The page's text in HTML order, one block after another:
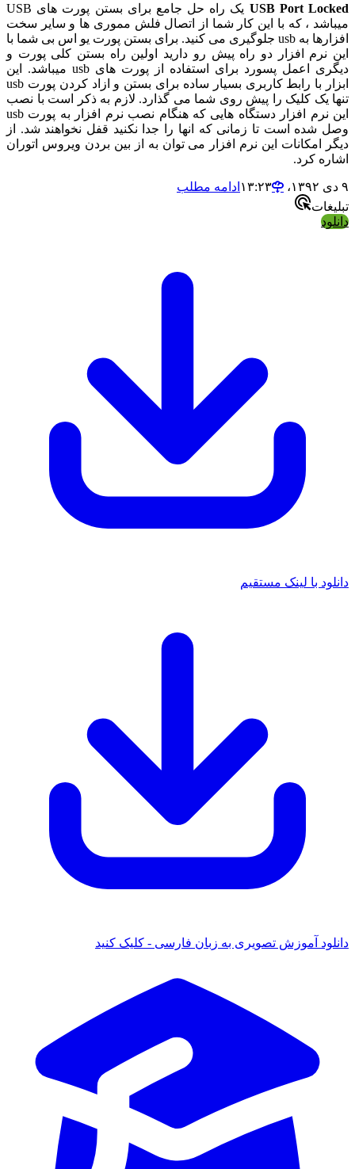
USB Port
یک راه حل جامع برای بستن پورت های USB
، که با این کار شما از اتصال فلش مموری ها و سایر سخت
افزارها به usb جلوگیری می کنید. برای بستن پورت یو اس بی شما با
افزار دو راه پیش رو دارید اولین راه بستن کلی پورت و
دیگری اعمل پسورد برای استفاده از پورت های usb میباشد. این
ابزار با رابط کاربری بسیار ساده برای بستن و ازاد کردن پورت usb
یک کلیک را پیش روی شما می گذارد. لازم به ذکر است با نصب
این نرم افزار دستگاه هایی که هنگام نصب نرم افزار به پورت usb
است تا زمانی که انها را جدا نکنید قفل نخواهند شد. از
امکانات این نرم افزار می توان به از بین بردن ویروس اتوران
کرد.
ادامه مطلب
با لینک مستقیم
آموزش تصویری به زبان فارسی - کلیک کنید